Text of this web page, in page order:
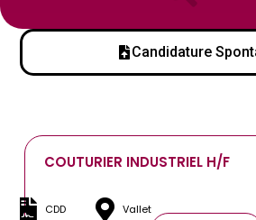
Candidature
COUTURIER INDUSTRIEL H/F
CDD Vallet